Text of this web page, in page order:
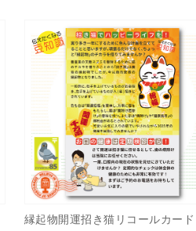
縁起物開運招き猫リコールカード